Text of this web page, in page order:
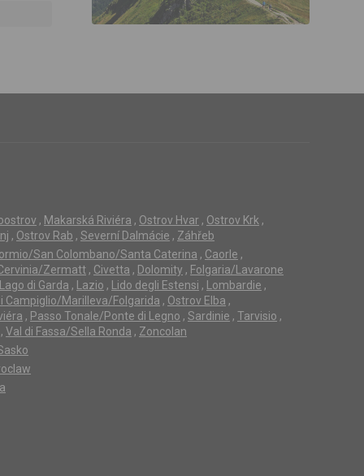
, Makarská Riviéra , Ostrov Hvar , Ostrov Krk ,
, Ostrov Rab , Severní Dalmácie , Záhřeb
San Colombano/Santa Caterina , Caorle ,
Zermatt , Civetta , Dolomity , Folgaria/Lavarone
Lago di Garda , Lazio , Lido degli Estensi , Lombardie ,
Campiglio/Marilleva/Folgarida , Ostrov Elba ,
, Passo Tonale/Ponte di Legno , Sardinie , Tarvisio ,
Val di Fassa/Sella Ronda , Zoncolan